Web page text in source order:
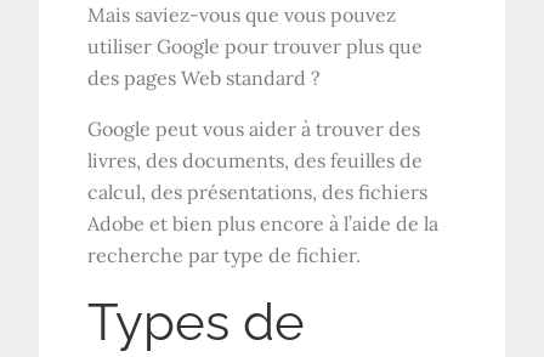
Mais saviez-vous que vous pouvez
utiliser Google pour trouver plus que
des pages Web standard ?
Google peut vous aider à trouver des
livres, des documents, des feuilles de
calcul, des présentations, des fichiers
Adobe et bien plus encore à l’aide de la
recherche par type de fichier.
Types de